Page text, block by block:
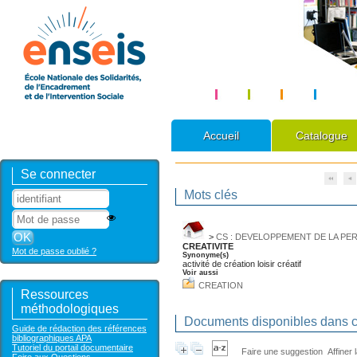
Accueil Catalogue
Se connecter
Mot de passe oublié ?
Ressources
méthodologiques
Guide de rédaction des références
bibliographiques APA
Tutoriel du portail documentaire
Mots clés
> CS : DEVELOPPEMENT DE LA
CREATIVITE
Synonyme(s)
activité de création loisir créatif
Voir aussi
CREATION
Documents disponibles dans
Faire une suggestion Affiner